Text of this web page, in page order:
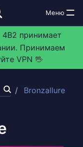
4B2 принимает
Принимаем
VPN 🖖
Bronzallure